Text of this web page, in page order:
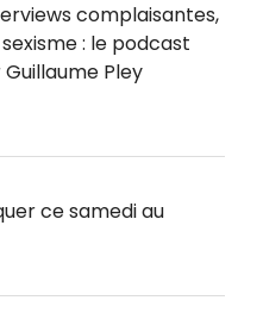
complaisantes,
: le podcast
Pley
ce samedi au